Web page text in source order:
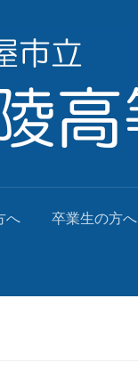
へ 卒業生の方へ